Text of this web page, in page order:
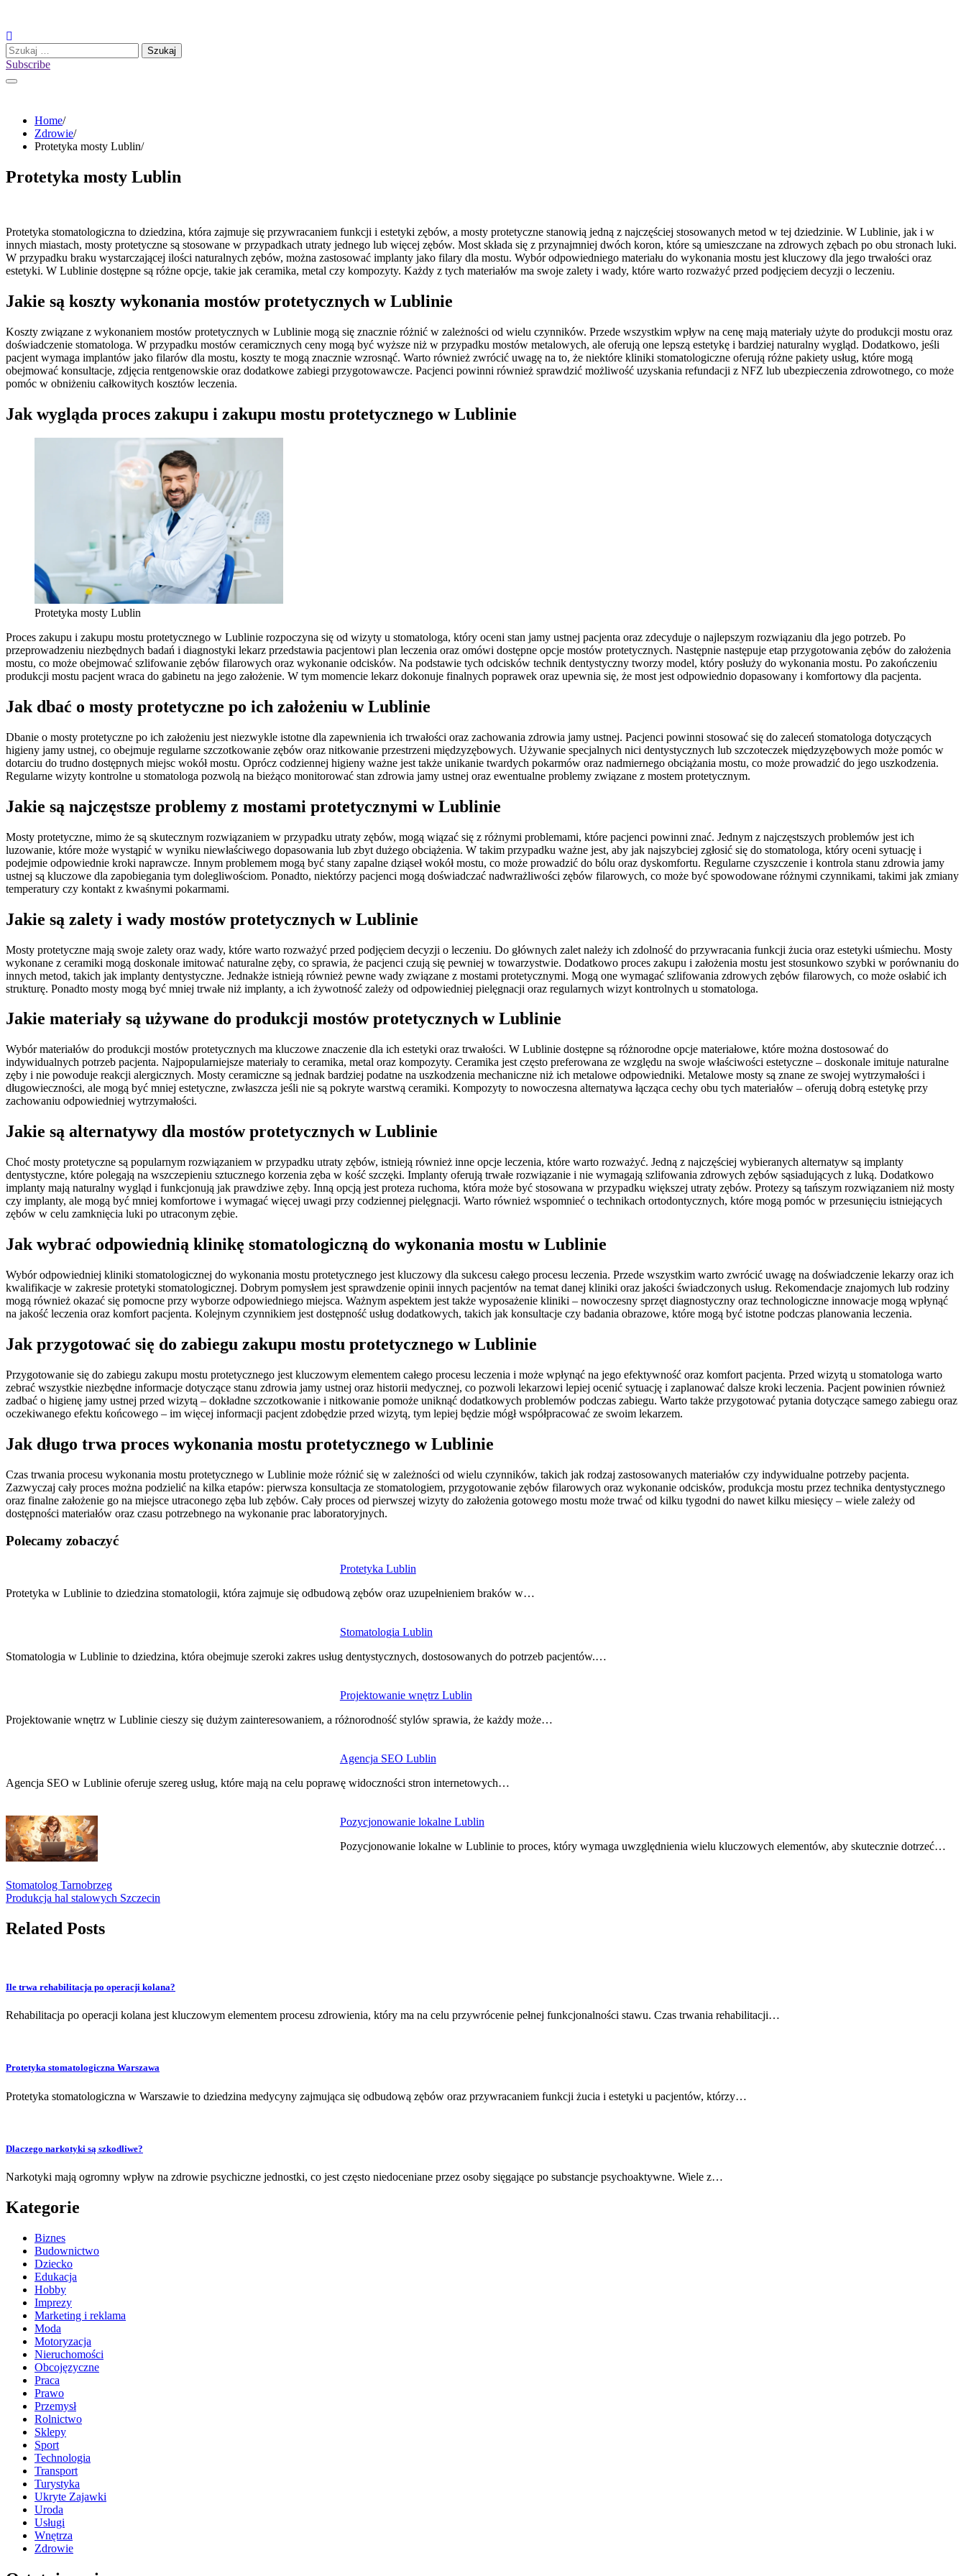
content
Szukaj:
Subscribe
Home
Zdrowie
Protetyka mosty Lublin
Protetyka mosty Lublin
Protetyka stomatologiczna to dziedzina, która zajmuje się przywracaniem funkcji i estetyki zębów, a mosty protetyczne stanowią jedną z najczęściej stosowanych metod w tej dziedzinie. W Lublinie, jak i w
innych miastach, mosty protetyczne są stosowane w przypadkach utraty jednego lub więcej zębów. Most składa się z przynajmniej dwóch koron, które są umieszczane na zdrowych zębach po obu stronach luki.
W przypadku braku wystarczającej ilości naturalnych zębów, można zastosować implanty jako filary dla mostu. Wybór odpowiedniego materiału do wykonania mostu jest kluczowy dla jego trwałości oraz
estetyki. W Lublinie dostępne są różne opcje, takie jak ceramika, metal czy kompozyty. Każdy z tych materiałów ma swoje zalety i wady, które warto rozważyć przed podjęciem decyzji o leczeniu.
Jakie są koszty wykonania mostów protetycznych w Lublinie
Koszty związane z wykonaniem mostów protetycznych w Lublinie mogą się znacznie różnić w zależności od wielu czynników. Przede wszystkim wpływ na cenę mają materiały użyte do produkcji mostu oraz
doświadczenie stomatologa. W przypadku mostów ceramicznych ceny mogą być wyższe niż w przypadku mostów metalowych, ale oferują one lepszą estetykę i bardziej naturalny wygląd. Dodatkowo, jeśli
pacjent wymaga implantów jako filarów dla mostu, koszty te mogą znacznie wzrosnąć. Warto również zwrócić uwagę na to, że niektóre kliniki stomatologiczne oferują różne pakiety usług, które mogą
obejmować konsultacje, zdjęcia rentgenowskie oraz dodatkowe zabiegi przygotowawcze. Pacjenci powinni również sprawdzić możliwość uzyskania refundacji z NFZ lub ubezpieczenia zdrowotnego, co może
pomóc w obniżeniu całkowitych kosztów leczenia.
Jak wygląda proces zakupu i zakupu mostu protetycznego w Lublinie
Protetyka mosty Lublin
Proces zakupu i zakupu mostu protetycznego w Lublinie rozpoczyna się od wizyty u stomatologa, który oceni stan jamy ustnej pacjenta oraz zdecyduje o najlepszym rozwiązaniu dla jego potrzeb. Po
przeprowadzeniu niezbędnych badań i diagnostyki lekarz przedstawia pacjentowi plan leczenia oraz omówi dostępne opcje mostów protetycznych. Następnie następuje etap przygotowania zębów do założenia
mostu, co może obejmować szlifowanie zębów filarowych oraz wykonanie odcisków. Na podstawie tych odcisków technik dentystyczny tworzy model, który posłuży do wykonania mostu. Po zakończeniu
produkcji mostu pacjent wraca do gabinetu na jego założenie. W tym momencie lekarz dokonuje finalnych poprawek oraz upewnia się, że most jest odpowiednio dopasowany i komfortowy dla pacjenta.
Jak dbać o mosty protetyczne po ich założeniu w Lublinie
Dbanie o mosty protetyczne po ich założeniu jest niezwykle istotne dla zapewnienia ich trwałości oraz zachowania zdrowia jamy ustnej. Pacjenci powinni stosować się do zaleceń stomatologa dotyczących
higieny jamy ustnej, co obejmuje regularne szczotkowanie zębów oraz nitkowanie przestrzeni międzyzębowych. Używanie specjalnych nici dentystycznych lub szczoteczek międzyzębowych może pomóc w
dotarciu do trudno dostępnych miejsc wokół mostu. Oprócz codziennej higieny ważne jest także unikanie twardych pokarmów oraz nadmiernego obciążania mostu, co może prowadzić do jego uszkodzenia.
Regularne wizyty kontrolne u stomatologa pozwolą na bieżąco monitorować stan zdrowia jamy ustnej oraz ewentualne problemy związane z mostem protetycznym.
Jakie są najczęstsze problemy z mostami protetycznymi w Lublinie
Mosty protetyczne, mimo że są skutecznym rozwiązaniem w przypadku utraty zębów, mogą wiązać się z różnymi problemami, które pacjenci powinni znać. Jednym z najczęstszych problemów jest ich
luzowanie, które może wystąpić w wyniku niewłaściwego dopasowania lub zbyt dużego obciążenia. W takim przypadku ważne jest, aby jak najszybciej zgłosić się do stomatologa, który oceni sytuację i
podejmie odpowiednie kroki naprawcze. Innym problemem mogą być stany zapalne dziąseł wokół mostu, co może prowadzić do bólu oraz dyskomfortu. Regularne czyszczenie i kontrola stanu zdrowia jamy
ustnej są kluczowe dla zapobiegania tym dolegliwościom. Ponadto, niektórzy pacjenci mogą doświadczać nadwrażliwości zębów filarowych, co może być spowodowane różnymi czynnikami, takimi jak zmiany
temperatury czy kontakt z kwaśnymi pokarmami.
Jakie są zalety i wady mostów protetycznych w Lublinie
Mosty protetyczne mają swoje zalety oraz wady, które warto rozważyć przed podjęciem decyzji o leczeniu. Do głównych zalet należy ich zdolność do przywracania funkcji żucia oraz estetyki uśmiechu. Mosty
wykonane z ceramiki mogą doskonale imitować naturalne zęby, co sprawia, że pacjenci czują się pewniej w towarzystwie. Dodatkowo proces zakupu i założenia mostu jest stosunkowo szybki w porównaniu do
innych metod, takich jak implanty dentystyczne. Jednakże istnieją również pewne wady związane z mostami protetycznymi. Mogą one wymagać szlifowania zdrowych zębów filarowych, co może osłabić ich
strukturę. Ponadto mosty mogą być mniej trwałe niż implanty, a ich żywotność zależy od odpowiedniej pielęgnacji oraz regularnych wizyt kontrolnych u stomatologa.
Jakie materiały są używane do produkcji mostów protetycznych w Lublinie
Wybór materiałów do produkcji mostów protetycznych ma kluczowe znaczenie dla ich estetyki oraz trwałości. W Lublinie dostępne są różnorodne opcje materiałowe, które można dostosować do
indywidualnych potrzeb pacjenta. Najpopularniejsze materiały to ceramika, metal oraz kompozyty. Ceramika jest często preferowana ze względu na swoje właściwości estetyczne – doskonale imituje naturalne
zęby i nie powoduje reakcji alergicznych. Mosty ceramiczne są jednak bardziej podatne na uszkodzenia mechaniczne niż ich metalowe odpowiedniki. Metalowe mosty są znane ze swojej wytrzymałości i
długowieczności, ale mogą być mniej estetyczne, zwłaszcza jeśli nie są pokryte warstwą ceramiki. Kompozyty to nowoczesna alternatywa łącząca cechy obu tych materiałów – oferują dobrą estetykę przy
zachowaniu odpowiedniej wytrzymałości.
Jakie są alternatywy dla mostów protetycznych w Lublinie
Choć mosty protetyczne są popularnym rozwiązaniem w przypadku utraty zębów, istnieją również inne opcje leczenia, które warto rozważyć. Jedną z najczęściej wybieranych alternatyw są implanty
dentystyczne, które polegają na wszczepieniu sztucznego korzenia zęba w kość szczęki. Implanty oferują trwałe rozwiązanie i nie wymagają szlifowania zdrowych zębów sąsiadujących z luką. Dodatkowo
implanty mają naturalny wygląd i funkcjonują jak prawdziwe zęby. Inną opcją jest proteza ruchoma, która może być stosowana w przypadku większej utraty zębów. Protezy są tańszym rozwiązaniem niż mosty
czy implanty, ale mogą być mniej komfortowe i wymagać więcej uwagi przy codziennej pielęgnacji. Warto również wspomnieć o technikach ortodontycznych, które mogą pomóc w przesunięciu istniejących
zębów w celu zamknięcia luki po utraconym zębie.
Jak wybrać odpowiednią klinikę stomatologiczną do wykonania mostu w Lublinie
Wybór odpowiedniej kliniki stomatologicznej do wykonania mostu protetycznego jest kluczowy dla sukcesu całego procesu leczenia. Przede wszystkim warto zwrócić uwagę na doświadczenie lekarzy oraz ich
kwalifikacje w zakresie protetyki stomatologicznej. Dobrym pomysłem jest sprawdzenie opinii innych pacjentów na temat danej kliniki oraz jakości świadczonych usług. Rekomendacje znajomych lub rodziny
mogą również okazać się pomocne przy wyborze odpowiedniego miejsca. Ważnym aspektem jest także wyposażenie kliniki – nowoczesny sprzęt diagnostyczny oraz technologiczne innowacje mogą wpłynąć
na jakość leczenia oraz komfort pacjenta. Kolejnym czynnikiem jest dostępność usług dodatkowych, takich jak konsultacje czy badania obrazowe, które mogą być istotne podczas planowania leczenia.
Jak przygotować się do zabiegu zakupu mostu protetycznego w Lublinie
Przygotowanie się do zabiegu zakupu mostu protetycznego jest kluczowym elementem całego procesu leczenia i może wpłynąć na jego efektywność oraz komfort pacjenta. Przed wizytą u stomatologa warto
zebrać wszystkie niezbędne informacje dotyczące stanu zdrowia jamy ustnej oraz historii medycznej, co pozwoli lekarzowi lepiej ocenić sytuację i zaplanować dalsze kroki leczenia. Pacjent powinien również
zadbać o higienę jamy ustnej przed wizytą – dokładne szczotkowanie i nitkowanie pomoże uniknąć dodatkowych problemów podczas zabiegu. Warto także przygotować pytania dotyczące samego zabiegu oraz
oczekiwanego efektu końcowego – im więcej informacji pacjent zdobędzie przed wizytą, tym lepiej będzie mógł współpracować ze swoim lekarzem.
Jak długo trwa proces wykonania mostu protetycznego w Lublinie
Czas trwania procesu wykonania mostu protetycznego w Lublinie może różnić się w zależności od wielu czynników, takich jak rodzaj zastosowanych materiałów czy indywidualne potrzeby pacjenta.
Zazwyczaj cały proces można podzielić na kilka etapów: pierwsza konsultacja ze stomatologiem, przygotowanie zębów filarowych oraz wykonanie odcisków, produkcja mostu przez technika dentystycznego
oraz finalne założenie go na miejsce utraconego zęba lub zębów. Cały proces od pierwszej wizyty do założenia gotowego mostu może trwać od kilku tygodni do nawet kilku miesięcy – wiele zależy od
dostępności materiałów oraz czasu potrzebnego na wykonanie prac laboratoryjnych.
Polecamy zobaczyć
Protetyka Lublin
Protetyka w Lublinie to dziedzina stomatologii, która zajmuje się odbudową zębów oraz uzupełnieniem braków w…
Stomatologia Lublin
Stomatologia w Lublinie to dziedzina, która obejmuje szeroki zakres usług dentystycznych, dostosowanych do potrzeb pacjentów.…
Projektowanie wnętrz Lublin
Projektowanie wnętrz w Lublinie cieszy się dużym zainteresowaniem, a różnorodność stylów sprawia, że każdy może…
Agencja SEO Lublin
Agencja SEO w Lublinie oferuje szereg usług, które mają na celu poprawę widoczności stron internetowych…
Pozycjonowanie lokalne Lublin
Pozycjonowanie lokalne w Lublinie to proces, który wymaga uwzględnienia wielu kluczowych elementów, aby skutecznie dotrzeć…
wpisu
Stomatolog Tarnobrzeg
Produkcja hal stalowych Szczecin
Related Posts
Ile trwa rehabilitacja po operacji kolana?
Rehabilitacja po operacji kolana jest kluczowym elementem procesu zdrowienia, który ma na celu przywrócenie pełnej funkcjonalności stawu. Czas trwania rehabilitacji…
Protetyka stomatologiczna Warszawa
Protetyka stomatologiczna w Warszawie to dziedzina medycyny zajmująca się odbudową zębów oraz przywracaniem funkcji żucia i estetyki u pacjentów, którzy…
Dlaczego narkotyki są szkodliwe?
Narkotyki mają ogromny wpływ na zdrowie psychiczne jednostki, co jest często niedoceniane przez osoby sięgające po substancje psychoaktywne. Wiele z…
Kategorie
Biznes
Budownictwo
Dziecko
Edukacja
Hobby
Imprezy
Marketing i reklama
Moda
Motoryzacja
Nieruchomości
Obcojęzyczne
Praca
Prawo
Przemysł
Rolnictwo
Sklepy
Sport
Technologia
Transport
Turystyka
Ukryte Zajawki
Uroda
Usługi
Wnętrza
Zdrowie